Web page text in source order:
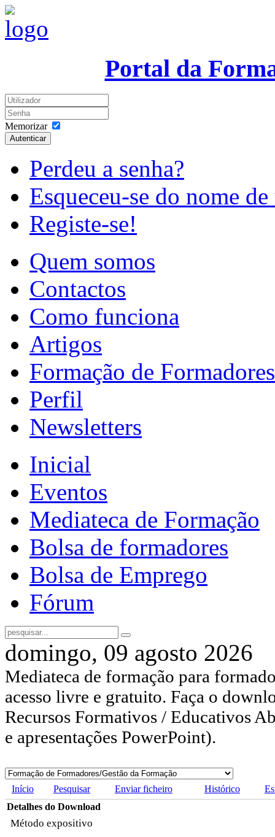
Portal da
Memorizar
Autenticar
Perdeu a senha?
Esqueceu-se do nome
Registe-se!
Quem somos
Contactos
Como funciona
Artigos
Formação de Formadores
Perfil
Newsletters
Inicial
Eventos
Mediateca de Formação
Bolsa de formadores
Bolsa de Emprego
Fórum
domingo, 09 agosto 2026
Mediateca de formação para
acesso livre e gratuito. Faça o
Recursos Formativos / Educativos
e apresentações PowerPoint).
Início Pesquisar Enviar ficheiro Histórico
Detalhes do Download
Método expositivo